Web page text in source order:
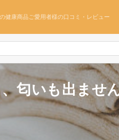
健康商品ご愛用者様の口コミ・レビュー
匂いも出ませ